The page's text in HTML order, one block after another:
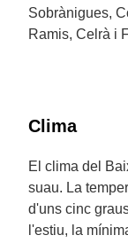
Sobrànigues,
Ramis, Celrà i
Clima
El clima del
suau. La
d'uns cinc
l'estiu, la